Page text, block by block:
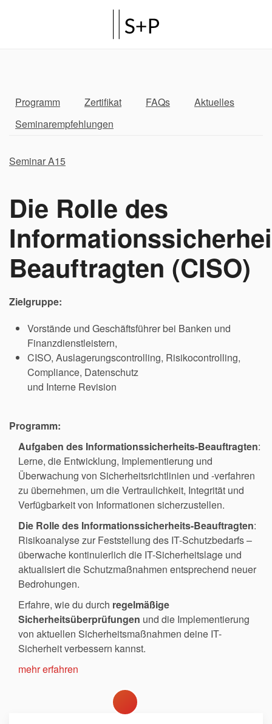
Programm Zertifikat FAQs
Aktuelles
Seminarempfehlungen
Seminar A15
Die Rolle des
Beauftragten (CISO)
Zielgruppe:
Vorstände und Geschäftsführer bei Banken und
Finanzdienstleistern,
CISO, Auslagerungscontrolling, Risikocontrolling,
Compliance, Datenschutz
und Interne Revision
Programm:
Aufgaben des Informationssicherheits-Beauftragten:
Lerne, die Entwicklung, Implementierung und
Überwachung von Sicherheitsrichtlinien und -verfahren
zu übernehmen, um die Vertraulichkeit, Integrität und
Verfügbarkeit von Informationen sicherzustellen.
Die Rolle des Informationssicherheits-Beauftragten:
Risikoanalyse zur Feststellung des IT-Schutzbedarfs –
überwache kontinuierlich die IT-Sicherheitslage und
aktualisiert die Schutzmaßnahmen entsprechend neuer
Bedrohungen.
Erfahre, wie du durch regelmäßige
Sicherheitsüberprüfungen und die Implementierung
von aktuellen Sicherheitsmaßnahmen deine IT-
Sicherheit verbessern kannst.
mehr erfahren